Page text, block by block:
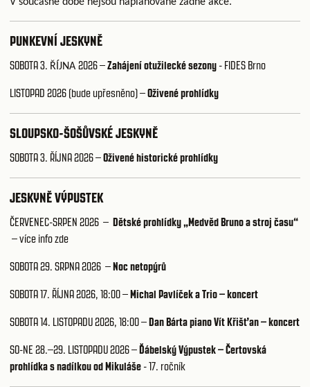
PUNKEVNÍ JESKYNĚ
SOBOTA 3. ŘÍJNA 2026–Zahájení otužilecké sezony - FIDES Brno
LISTOPAD 2026 (bude upřesněno)–Oživené prohlídky
SLOUPSKO-ŠOŠŮVSKÉ JESKYNĚ
SOBOTA 3. ŘÍJNA 2026–Oživené historické prohlídky
JESKYNĚ VÝPUSTEK
ČERVENEC-SRPEN 2026 – Dětské prohlídky „Medvěd Bruno a stroj času“
–více info zde
SOBOTA 29. SRPNA 2026 –Noc netopýrů
SOBOTA 17. ŘÍJNA 2026, 18:00 –Michal Pavlíček a Trio – koncert
SOBOTA 14. LISTOPADU 2026, 18:00 –Dan Bárta piano Vít Křišťan – koncert
SO-NE 28.–29. LISTOPADU 2026 –Ďábelský Výpustek – Čertovská
prohlídka s nadílkou od Mikuláše - 17. ročník